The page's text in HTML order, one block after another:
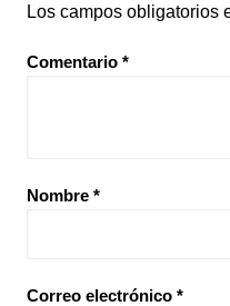
Los campos obligatorios
Comentario *
Nombre *
Correo electrónico *